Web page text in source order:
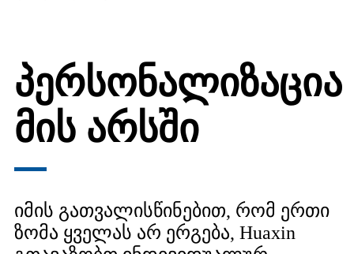
პერსონალიზაცია
მის არსში
იმის გათვალისწინებით, რომ ერთი
ზომა ყველას არ ერგება, Huaxin